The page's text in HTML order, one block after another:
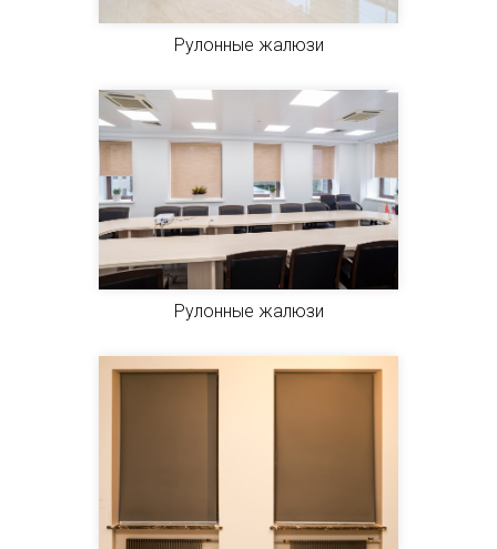
Рулонные жалюзи
Рулонные жалюзи